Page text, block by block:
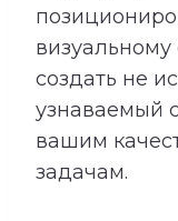
создать не
узнаваемый
вашим
задачам.